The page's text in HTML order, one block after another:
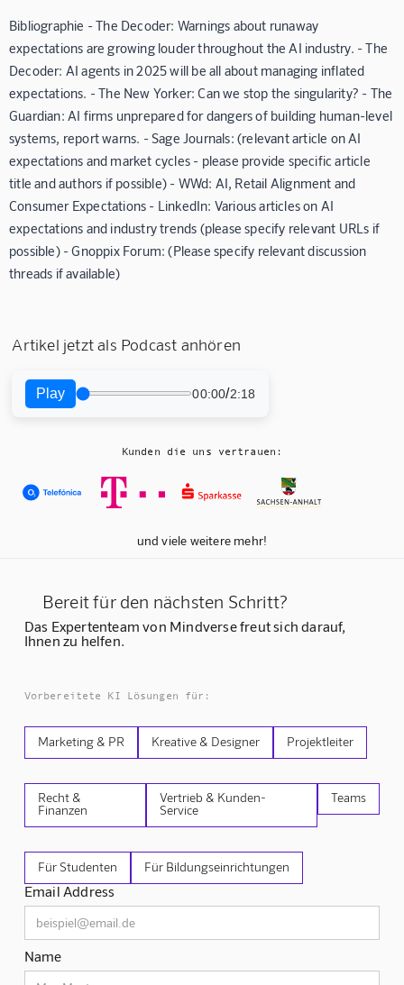
Bibliographie - The Decoder: Warnings about runaway
expectations are growing louder throughout the AI industry. - The
Decoder: AI agents in 2025 will be all about managing inflated
expectations. - The New Yorker: Can we stop the singularity? - The
Guardian: AI firms unprepared for dangers of building human-level
systems, report warns. - Sage Journals: (relevant article on AI
expectations and market cycles - please provide specific article
title and authors if possible) - WWd: AI, Retail Alignment and
Consumer Expectations - LinkedIn: Various articles on AI
expectations and industry trends (please specify relevant URLs if
possible) - Gnoppix Forum: (Please specify relevant discussion
threads if available)
Artikel jetzt als Podcast anhören
Play 00:00/2:18
Kunden die uns vertrauen:
und viele weitere mehr!
Bereit für den nächsten Schritt?
Das Expertenteam von Mindverse freut sich darauf,
Ihnen zu helfen.
Vorbereitete KI Lösungen für:
Marketing & PR Kreative & Designer Projektleiter
Recht &
Finanzen
Vertrieb & Kunden-
Service
Teams
Für Studenten Für Bildungseinrichtungen
Email Address
Name